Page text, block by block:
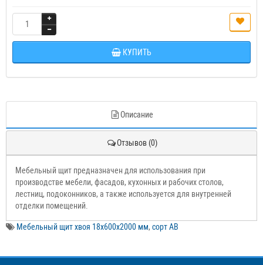
КУПИТЬ
Описание
Отзывов (0)
Мебельный щит предназначен для использования при
производстве мебели, фасадов, кухонных и рабочих столов,
лестниц, подоконников, а также используется для внутренней
отделки помещений.
Мебельный щит хвоя 18х600х2000 мм, сорт АВ